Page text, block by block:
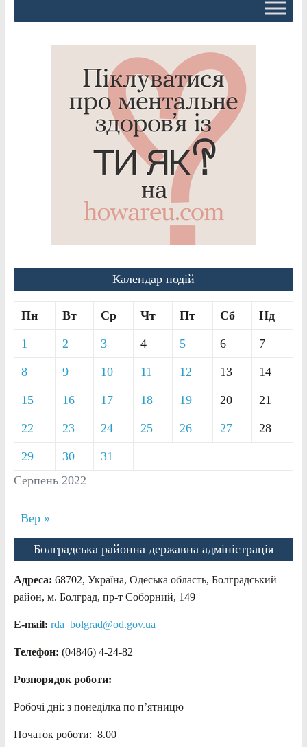
Календар подій
Серпень 2022
Пн Вт Ср Чт Пт Сб Нд
1 2 3 4 5 6 7
8 9 10 11 12 13 14
15 16 17 18 19 20 21
22 23 24 25 26 27 28
29 30 31
Вер »
Болградська районна державна адміністрація
Адреса: 68702, Україна, Одеська область, Болградський
район, м. Болград, пр-т Соборний, 149
E-mail: rda_bolgrad@od.gov.ua
Телефон: (04846) 4-24-82
Розпорядок роботи:
Робочі дні: з понеділка по п’ятницю
Початок роботи: 8.00